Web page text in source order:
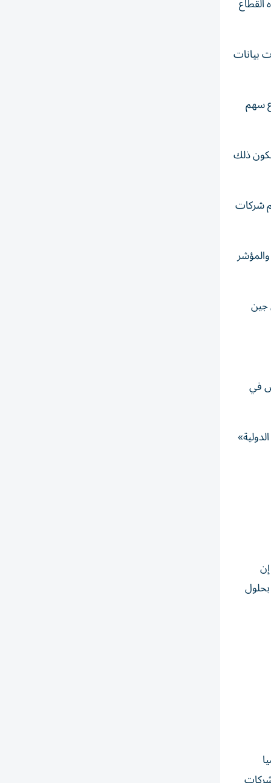
بيانات
سهم
ذلك
‌شركات
ارتفاع المؤشر ستاندرد اند بورز 500 بنسبة 13.8 بالمئة والمؤشر
جين
في
إن